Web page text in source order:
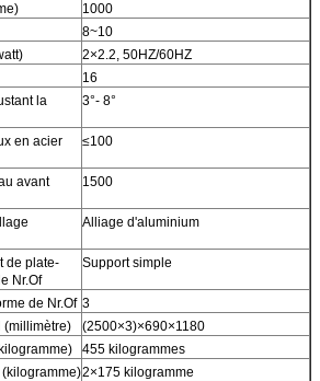
1000
8~10
2×2.2, 50HZ/60HZ
16
la
3°- 8°
en acier
≤100
avant
1500
Alliage d'aluminium
de plate-
Nr.Of
Support simple
de Nr.Of 3
(millimètre)
(2500×3)×690×1180
455 kilogrammes
2×175 kilogramme